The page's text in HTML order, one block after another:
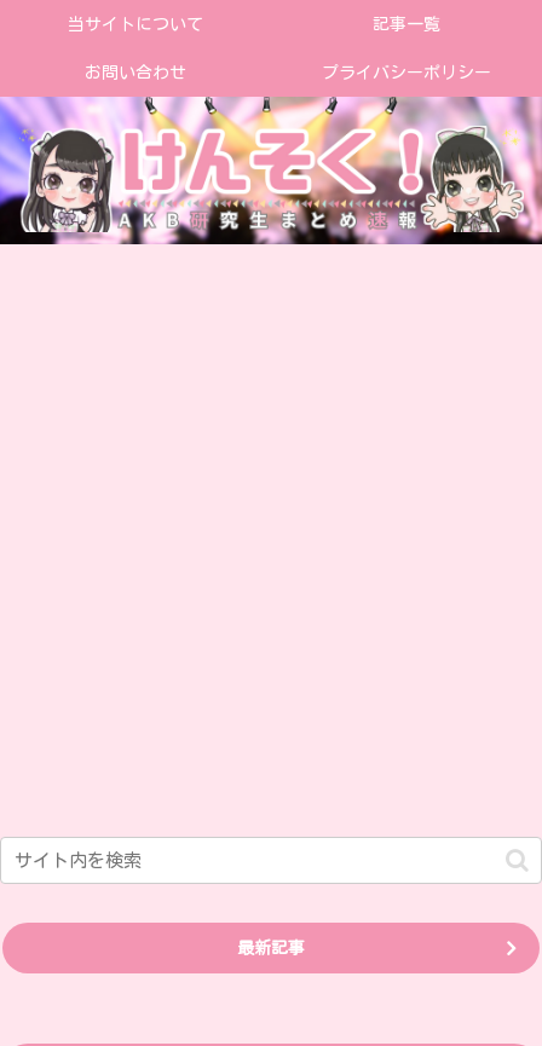
当サイトについて 記事一覧
お問い合わせ プライバシーポリシー
最新記事